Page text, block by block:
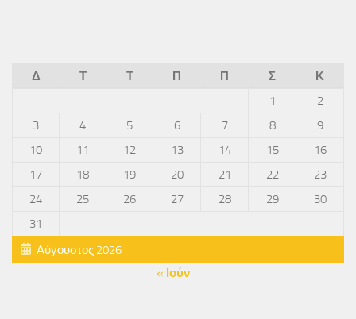
Αύγουστος 2026
Δ Τ Τ Π Π Σ
Κ
1
2
3
4 5 6 7 8
9
10
11 12 13 14 15
16
17
18 19 20 21 22
23
24
25 26 27 28 29
30
31
« Ιούν